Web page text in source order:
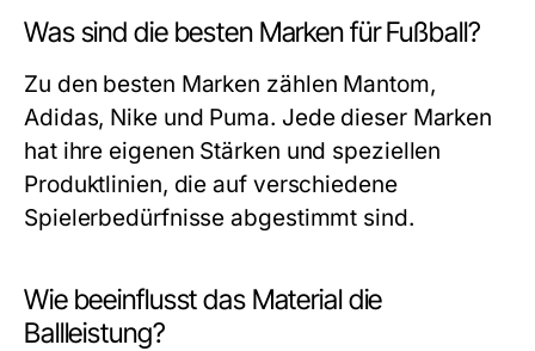
Was sind die besten Marken für Fußball?
Zu den besten Marken zählen Mantom,
Adidas, Nike und Puma. Jede dieser Marken
hat ihre eigenen Stärken und speziellen
Produktlinien, die auf verschiedene
Spielerbedürfnisse abgestimmt sind.
Wie beeinflusst das Material die
Ballleistung?